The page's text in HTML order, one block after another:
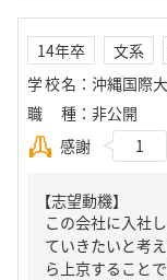
14年卒 文系
学校名 ： 沖縄国際
職種 ： 非公開
感謝
1
【志望動機】
この会社に入社
ていきたいと考
ら上京すること